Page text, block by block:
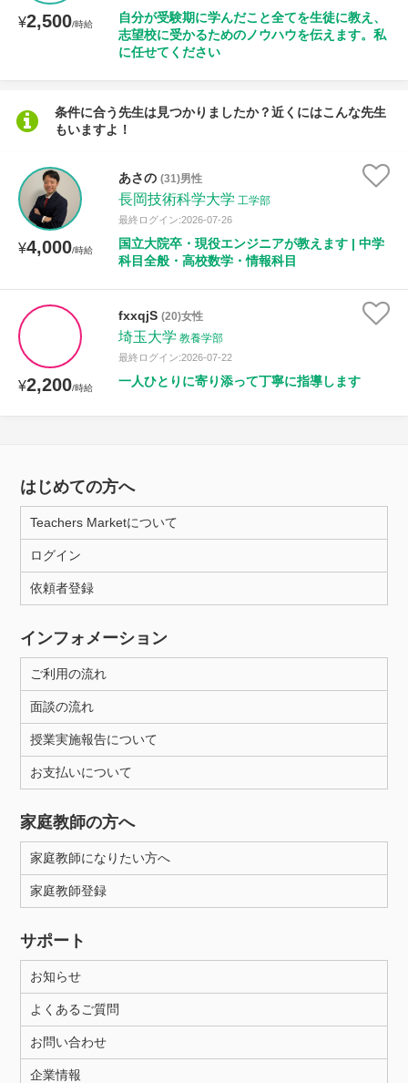
¥2,500/時給
自分が受験期に学んだこと全てを生徒に教え、
志望校に受かるためのノウハウを伝えます。私
に任せてください
条件に合う先生は見つかりましたか？近くにはこんな先生
もいますよ！
¥4,000/時給
あさの (31)男性
長岡技術科学大学 工学部
最終ログイン:2026-07-26
国立大院卒・現役エンジニアが教えます | 中学
科目全般・高校数学・情報科目
¥2,200/時給
fxxqjS (20)女性
埼玉大学 教養学部
最終ログイン:2026-07-22
一人ひとりに寄り添って丁寧に指導します
はじめての方へ
Teachers Marketについて
ログイン
依頼者登録
インフォメーション
ご利用の流れ
面談の流れ
授業実施報告について
お支払いについて
家庭教師の方へ
家庭教師になりたい方へ
家庭教師登録
サポート
お知らせ
よくあるご質問
お問い合わせ
企業情報